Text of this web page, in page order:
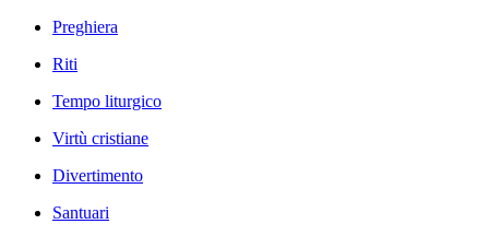
Preghiera
Riti
Tempo liturgico
Virtù cristiane
Divertimento
Santuari